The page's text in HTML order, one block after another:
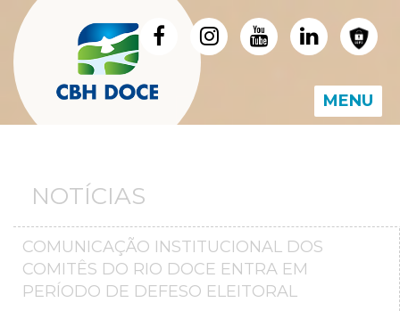
MENU
NOTÍCIAS
COMUNICAÇÃO INSTITUCIONAL DOS
COMITÊS DO RIO DOCE ENTRA EM
PERÍODO DE DEFESO ELEITORAL